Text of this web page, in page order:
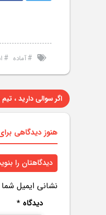
#آماده #
اگر سوالی دارید ،
هنوز دیدگاهی
دیدگاهتان را
نشانی ایمیل
دیدگاه *